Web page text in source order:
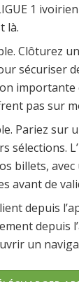
1
là.
Clôturez
sécuriser
importante
pas sur
Pariez sur
sélections.
billets,
avant de
depuis
depuis
un